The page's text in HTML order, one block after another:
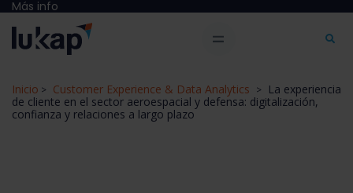
Más info
Inicio > Customer Experience & Data Analytics > La experiencia
de cliente en el sector aeroespacial y defensa: digitalización,
confianza y relaciones a largo plazo